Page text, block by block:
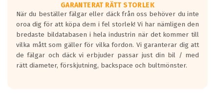
rullmotståndets ljud överträffa
motorljudet.
På däckmärkningen kommer det finnas
en symbol av ett däck med vågar. Hög
bullernivå markeras med svarta vågor
medans de vita vågorna påvisar om det är
ett tyst däck.
GARANTERAT RÄTT STORLEK
När du beställer fälgar eller däck från oss behöver du inte
oroa dig för att köpa dem i fel storlek! Vi har nämligen den
bredaste bildatabasen i hela industrin när det kommer till
vilka mått som gäller för vilka fordon. Vi garanterar dig att
de fälgar och däck vi erbjuder passar just din bil / med
rätt diameter, förskjutning, backspace och bultmönster.